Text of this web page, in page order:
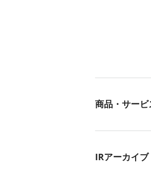
商品・サービ
IRアーカイブ